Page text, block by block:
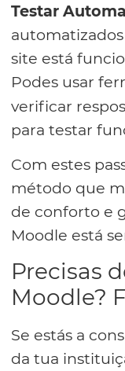
Testar
site está
Podes usar
verificar
para testar
Com estes
método que
de conforto e
Moodle está
Precisas
Moodle?
Se estás a
da tua